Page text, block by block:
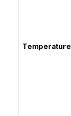
Temperature